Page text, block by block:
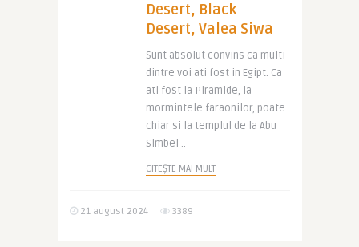
Desert, Black
Desert, Valea Siwa
Sunt absolut convins ca multi
dintre voi ati fost in Egipt. Ca
ati fost la Piramide, la
mormintele faraonilor, poate
chiar si la templul de la Abu
Simbel ..
CITEȘTE MAI MULT
21 august 2024 3389